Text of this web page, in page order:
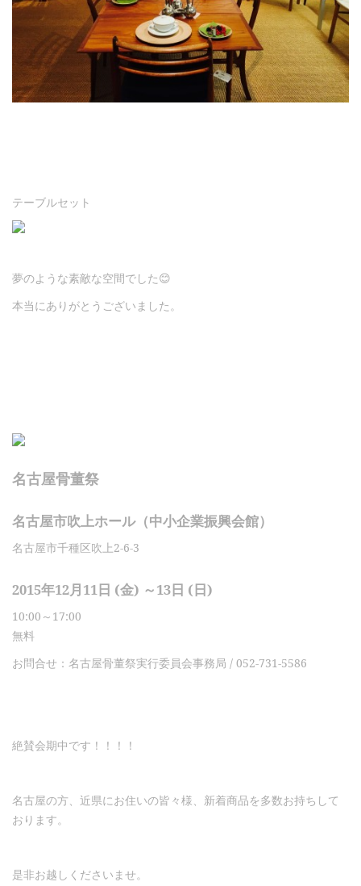
テーブルセット
夢のような素敵な空間でした😊
本当にありがとうございました。
名古屋骨董祭
名古屋市吹上ホール（中小企業振興会館）
名古屋市千種区吹上2-6-3
2015年12月11日 (金) ～13日 (日)
10:00～17:00
無料
お問合せ：名古屋骨董祭実行委員会事務局 / 052-731-5586
絶賛会期中です！！！！
名古屋の方、近県にお住いの皆々様、新着商品を多数お持ちして
おります。
是非お越しくださいませ。